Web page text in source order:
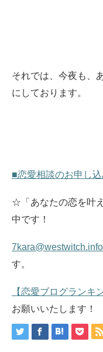
それでは、今夜も、
にしております。
■恋愛相談のお申し
☆「あなたの恋を叶
中です！
7kara@westwitch.info
す。
【恋愛ブログランキ
お願いいたします！